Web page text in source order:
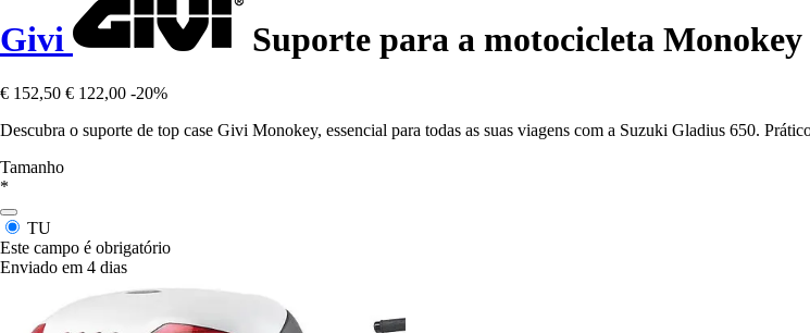
Givi Suporte para a motocicleta
€ 152,50 € 122,00 -20%
Descubra o suporte de top case Givi Monokey, essencial para todas as suas viagens com a Suzuki Gladius 650.
Tamanho
*
TU
Este campo é obrigatório
Enviado em 4 dias